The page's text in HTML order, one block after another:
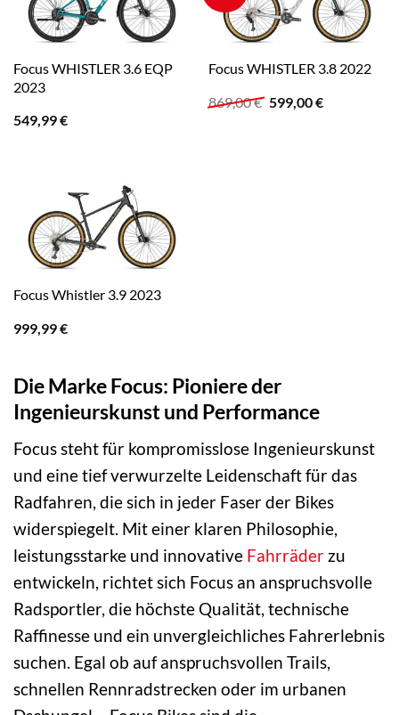
Focus WHISTLER 3.6 EQP
2023
549,99€
Focus WHISTLER 3.8 2022
869,00€ Ursprünglicher
Preis
599,00€Aktueller
Focus Whistler 3.9 2023
999,99€
Die Marke Focus: Pioniere der
Ingenieurskunst und Performance
Focus steht für kompromisslose Ingenieurskunst
und eine tief verwurzelte Leidenschaft für das
Radfahren, die sich in jeder Faser der Bikes
widerspiegelt. Mit einer klaren Philosophie,
leistungsstarke und innovative Fahrräder zu
entwickeln, richtet sich Focus an anspruchsvolle
Radsportler, die höchste Qualität, technische
Raffinesse und ein unvergleichliches Fahrerlebnis
suchen. Egal ob auf anspruchsvollen Trails,
schnellen Rennradstrecken oder im urbanen